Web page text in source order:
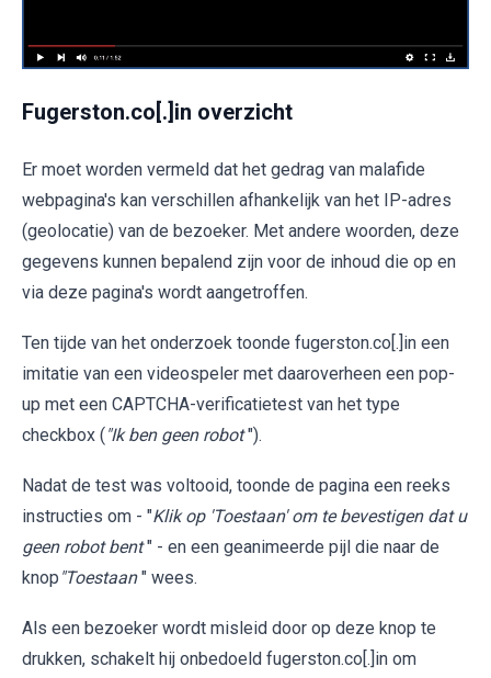
Fugerston.co[.]in overzicht
Er moet worden vermeld dat het gedrag van malafide
webpagina's kan verschillen afhankelijk van het IP-adres
(geolocatie) van de bezoeker. Met andere woorden, deze
gegevens kunnen bepalend zijn voor de inhoud die op en
via deze pagina's wordt aangetroffen.
Ten tijde van het onderzoek toonde fugerston.co[.]in een
imitatie van een videospeler met daaroverheen een pop-
up met een CAPTCHA-verificatietest van het type
checkbox ( "Ik ben geen robot ").
Nadat de test was voltooid, toonde de pagina een reeks
instructies om - "Klik op 'Toestaan' om te bevestigen dat u
geen robot bent " - en een geanimeerde pijl die naar de
knop "Toestaan " wees.
Als een bezoeker wordt misleid door op deze knop te
drukken, schakelt hij onbedoeld fugerston.co[.]in om